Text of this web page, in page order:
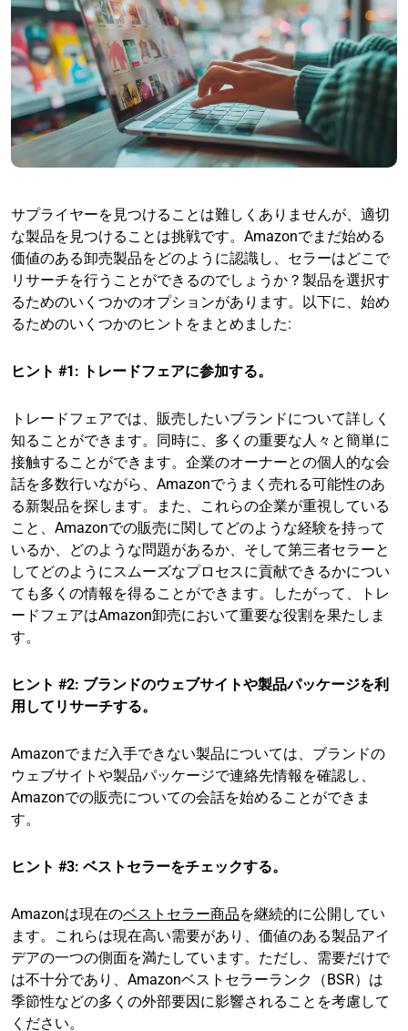
サプライヤーを見つけることは難しくありませんが、適切
な製品を見つけることは挑戦です。Amazonでまだ始める
価値のある卸売製品をどのように認識し、セラーはどこで
リサーチを行うことができるのでしょうか？製品を選択す
るためのいくつかのオプションがあります。以下に、始め
るためのいくつかのヒントをまとめました:
ヒント #1: トレードフェアに参加する。
トレードフェアでは、販売したいブランドについて詳しく
知ることができます。同時に、多くの重要な人々と簡単に
接触することができます。企業のオーナーとの個人的な会
話を多数行いながら、Amazonでうまく売れる可能性のあ
る新製品を探します。また、これらの企業が重視している
こと、Amazonでの販売に関してどのような経験を持って
いるか、どのような問題があるか、そして第三者セラーと
してどのようにスムーズなプロセスに貢献できるかについ
ても多くの情報を得ることができます。したがって、トレ
ードフェアはAmazon卸売において重要な役割を果たしま
す。
ヒント #2: ブランドのウェブサイトや製品パッケージを利
用してリサーチする。
Amazonでまだ入手できない製品については、ブランドの
ウェブサイトや製品パッケージで連絡先情報を確認し、
Amazonでの販売についての会話を始めることができま
す。
ヒント #3: ベストセラーをチェックする。
Amazonは現在のベストセラー商品を継続的に公開してい
ます。これらは現在高い需要があり、価値のある製品アイ
デアの一つの側面を満たしています。ただし、需要だけで
は不十分であり、Amazonベストセラーランク（BSR）は
季節性などの多くの外部要因に影響されることを考慮して
ください。